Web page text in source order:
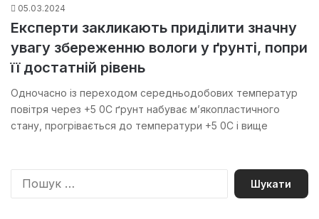
05.03.2024
Експерти закликають приділити значну
увагу збереженню вологи у ґрунті, попри
її достатній рівень
Одночасно із переходом середньодобових температур
повітря через +5 0С ґрунт набуває м’якопластичного
стану, прогрівається до температури +5 0С і вище
П